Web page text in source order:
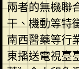
兩者的無機聯
干、機動等特
南西醫藥等行
東播送電視臺